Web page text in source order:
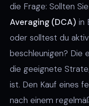
die Frage: Sollten
Averaging (DCA) in
oder solltest du
beschleunigen? Die
die geeignete
ist. Den Kauf eines
nach einem